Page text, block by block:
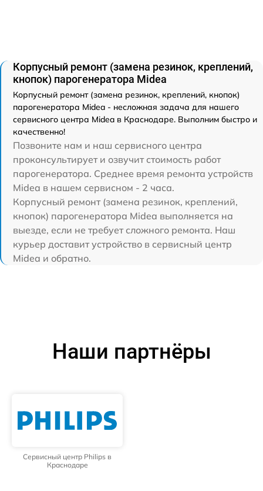
Корпусный ремонт (замена резинок, креплений,
кнопок) парогенератора Midea
Корпусный ремонт (замена резинок, креплений, кнопок)
парогенератора Midea - несложная задача для нашего
сервисного центра Midea в Краснодаре. Выполним быстро и
качественно!
Позвоните нам и наш сервисного центра
проконсультирует и озвучит стоимость работ
парогенератора. Среднее время ремонта устройств
Midea в нашем сервисном - 2 часа.
Корпусный ремонт (замена резинок, креплений,
кнопок) парогенератора Midea выполняется на
выезде, если не требует сложного ремонта. Наш
курьер доставит устройство в сервисный центр
Midea и обратно.
Наши партнёры
Сервисный центр Philips в
Краснодаре